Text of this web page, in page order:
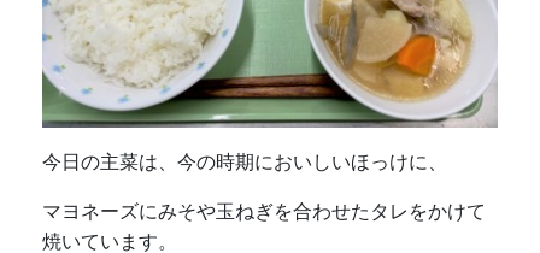
今日の主菜は、今の時期においしいほっけに、
マヨネーズにみそや玉ねぎを合わせたタレをかけて
焼いています。